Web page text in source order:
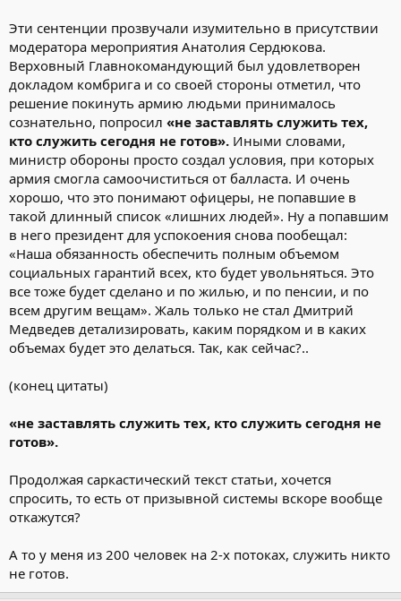
Эти сентенции прозвучали изумительно в присутствии
модератора мероприятия Анатолия Сердюкова.
Верховный Главнокомандующий был удовлетворен
докладом комбрига и со своей стороны отметил, что
решение покинуть армию людьми принималось
сознательно, попросил «не заставлять служить тех,
кто служить сегодня не готов». Иными словами,
министр обороны просто создал условия, при которых
армия смогла самоочиститься от балласта. И очень
хорошо, что это понимают офицеры, не попавшие в
такой длинный список «лишних людей». Ну а попавшим
в него президент для успокоения снова пообещал:
«Наша обязанность обеспечить полным объемом
социальных гарантий всех, кто будет увольняться. Это
все тоже будет сделано и по жилью, и по пенсии, и по
всем другим вещам». Жаль только не стал Дмитрий
Медведев детализировать, каким порядком и в каких
объемах будет это делаться. Так, как сейчас?..
(конец цитаты)
«не заставлять служить тех, кто служить сегодня не
готов».
Продолжая саркастический текст статьи, хочется
спросить, то есть от призывной системы вскоре вообще
откажутся?
А то у меня из 200 человек на 2-х потоках, служить никто
не готов.